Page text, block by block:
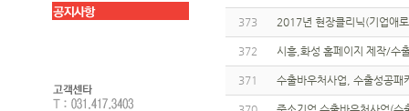
373 2017년 현장클리닉(기업애
372 시흥,화성 홈페이지 제작/수
371 수출바우처사업, 수출성공패